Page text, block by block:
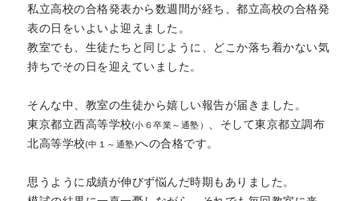
私立高校の合格発表から数週間が経ち、都立高校の合格発
表の日をいよいよ迎えました。
教室でも、生徒たちと同じように、どこか落ち着かない気
持ちでその日を迎えていました。
そんな中、教室の生徒から嬉しい報告が届きました。
東京都立西高等学校(小６卒業～通塾） 、そして東京都立調布
北高等学校(中１～通塾)への合格です。
思うように成績が伸びず悩んだ時期もありました。